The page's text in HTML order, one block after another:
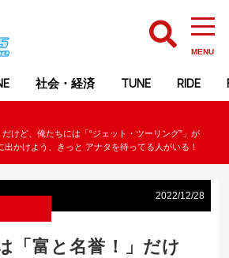
MENU
社会・経済 TUNE RIDE
けど、俺たちには「“ジェット・ツーリング”」が
かけよう、きっと アナタを待ってる人がいる！
2022/12/28
「富と名誉！」だけ